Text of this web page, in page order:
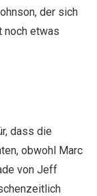
der sich
noch etwas
dass die
obwohl Marc
von Jeff